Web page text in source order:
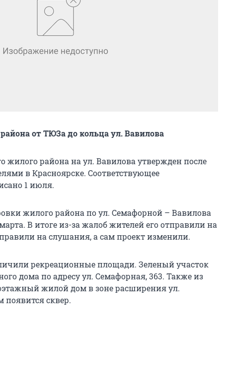
от ТЮЗа до кольца ул. Вавилова
жилого района на ул. Вавилова утвержден после
в Красноярске. Соответствующее
1 июля.
жилого района по ул. Семафорной – Вавилова
В итоге из-за жалоб жителей его отправили на
на слушания, а сам проект изменили.
рекреационные площади. Зеленый участок
дома по адресу ул. Семафорная, 363. Также из
жилой дом в зоне расширения ул.
появится сквер.